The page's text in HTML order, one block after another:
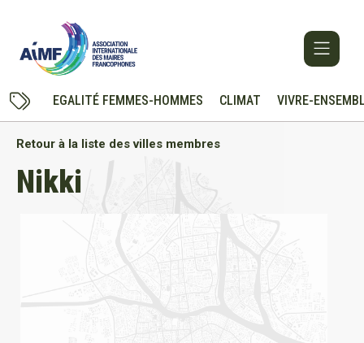
EGALITÉ FEMMES-HOMMES CLIMAT VIVRE-
Retour à la liste des villes membres
Nikki